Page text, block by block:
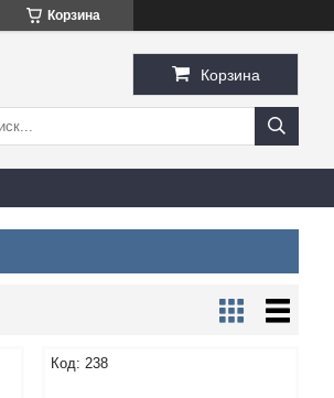
Корзина
Корзина
238